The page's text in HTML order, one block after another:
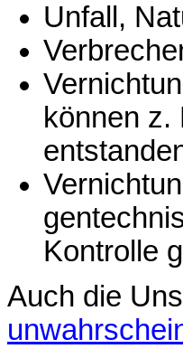
Unfall,
können
Kontrolle
Auch die